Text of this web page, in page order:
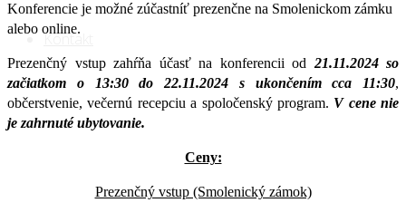
Kontakt
Konferencie je možné zúčastníť prezenčne na Smolenickom zámku
alebo online.
Prezenčný vstup zahŕňa účasť na konferencii od21.11.2024 so
začiatkom o 13:30 do 22.11.2024 s ukončením cca 11:30,
občerstvenie, večernú recepciu a spoločenský program. V cene nie
je zahrnuté ubytovanie.
Ceny:
Prezenčný vstup (Smolenický zámok)